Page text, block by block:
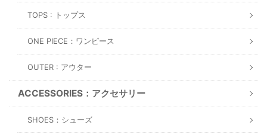
TOPS : トップス
ONE PIECE：ワンピース
OUTER : アウター
ACCESSORIES：アクセサリー
SHOES：シューズ